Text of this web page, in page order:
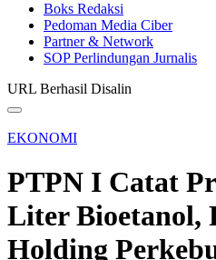
Boks Redaksi
Pedoman Media Ciber
Partner & Network
SOP Perlindungan Jurnalis
URL Berhasil Disalin
EKONOMI
PTPN I Catat
Liter Bioetanol,
Holding